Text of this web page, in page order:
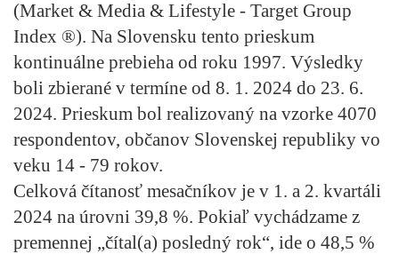
(Market & Media & Lifestyle - Target Group
Index ®). Na Slovensku tento prieskum
kontinuálne prebieha od roku 1997. Výsledky
boli zbierané v termíne od 8. 1. 2024 do 23. 6.
2024. Prieskum bol realizovaný na vzorke 4070
respondentov, občanov Slovenskej republiky vo
veku 14 - 79 rokov.
Celková čítanosť mesačníkov je v 1. a 2. kvartáli
2024 na úrovni 39,8 %. Pokiaľ vychádzame z
premennej „čítal(a) posledný rok“, ide o 48,5 %